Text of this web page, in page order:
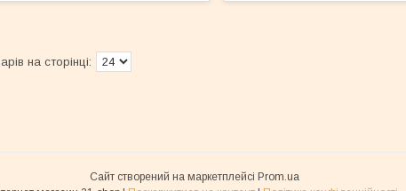
Сайт створений на маркетплейсі Prom.ua